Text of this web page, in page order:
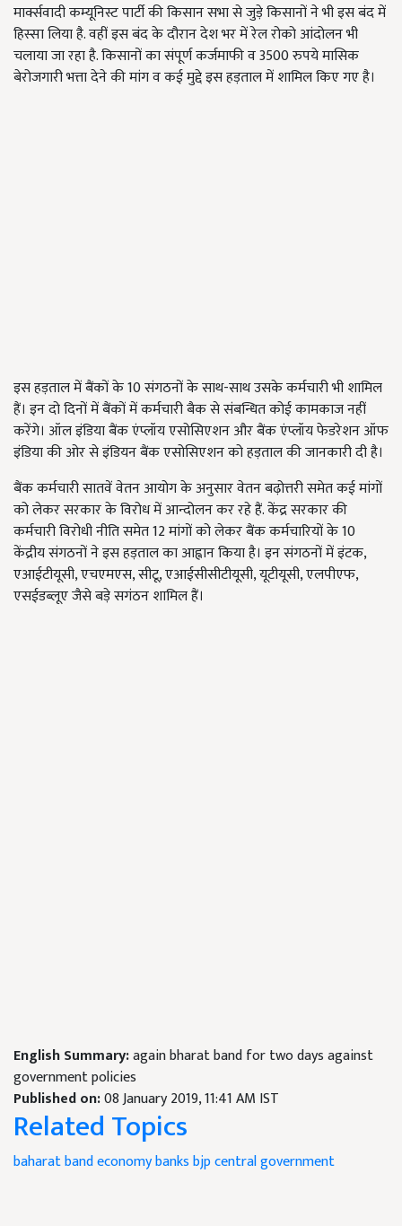
मार्क्सवादी कम्यूनिस्ट पार्टी की किसान सभा से जुड़े किसानों ने भी इस बंद में
हिस्सा लिया है. वहीं इस बंद के दौरान देश भर में रेल रोको आंदोलन भी
चलाया जा रहा है. किसानों का संपूर्ण कर्जमाफी व 3500 रुपये मासिक
बेरोजगारी भत्ता देने की मांग व कई मुद्दे इस हड़ताल में शामिल किए गए है।
इस हड़ताल में बैंकों के 10 संगठनों के साथ-साथ उसके कर्मचारी भी शामिल
हैं। इन दो दिनों में बैंकों में कर्मचारी बैक से संबन्धित कोई कामकाज नहीं
करेंगे। ऑल इंडिया बैंक एंप्लॉय एसोसिएशन और बैंक एंप्लॉय फेडरेशन ऑफ
इंडिया की ओर से इंडियन बैंक एसोसिएशन को हड़ताल की जानकारी दी है।
बैंक कर्मचारी सातवें वेतन आयोग के अनुसार वेतन बढ़ोत्तरी समेत कई मांगों
को लेकर सरकार के विरोध में आन्दोलन कर रहे हैं. केंद्र सरकार की
कर्मचारी विरोधी नीति समेत 12 मांगों को लेकर बैंक कर्मचारियों के 10
केंद्रीय संगठनों ने इस हड़ताल का आह्वान किया है। इन संगठनों में इंटक,
एआईटीयूसी, एचएमएस, सीटू, एआईसीसीटीयूसी, यूटीयूसी, एलपीएफ,
एसईडब्लूए जैसे बड़े सगंठन शामिल हैं।
English Summary:again bharat band for two days against
government policies
Published on:08 January 2019, 11:41 AM IST
Related Topics
baharat bandeconomybanksbjpcentral government